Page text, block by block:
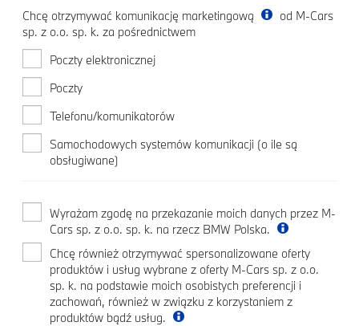
Chcę otrzymywać komunikację marketingową
od M-Cars
sp. z o.o. sp. k. za pośrednictwem
Poczty elektronicznej
Poczty
Telefonu/komunikatorów
Samochodowych systemów komunikacji (o ile są
obsługiwane)
Wyrażam zgodę na przekazanie moich danych przez M-
Cars sp. z o.o. sp. k. na rzecz BMW Polska.
Chcę również otrzymywać spersonalizowane oferty
produktów i usług wybrane z oferty M-Cars sp. z o.o.
sp. k. na podstawie moich osobistych preferencji i
zachowań, również w związku z korzystaniem z
produktów bądź usług.